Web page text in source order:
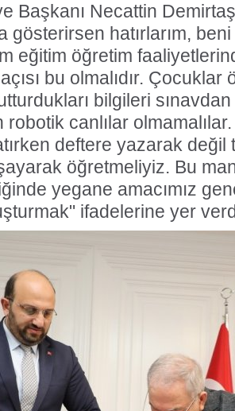
Başkanı Necattin
gösterirsen hatırlarım,
eğitim öğretim
bu olmalıdır. Çocuklar
bilgileri
canlılar olmamalılar.
deftere yazarak değil
öğretmeliyiz. Bu
yegane amacımız
ifadelerine yer